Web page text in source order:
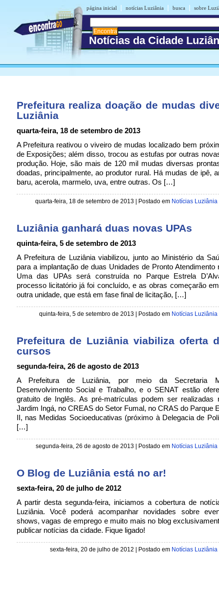
página inicial | notícias Luziânia | busca | sobre
Notícias da Cidade
Prefeitura realiza doação de mudas
Luziânia
quarta-feira, 18 de setembro de 2013
A Prefeitura reativou o viveiro de mudas localizado bem
de Exposições; além disso, trocou as estufas por outras
produção. Hoje, são mais de 120 mil mudas diversas
doadas, principalmente, ao produtor rural. Há mudas de ipê,
baru, acerola, marmelo, uva, entre outras. Os […]
quarta-feira, 18 de setembro de 2013 | Postado em Notícias Luziânia
Luziânia ganhará duas novas UPAs
quinta-feira, 5 de setembro de 2013
A Prefeitura de Luziânia viabilizou, junto ao Ministério da
para a implantação de duas Unidades de Pronto Atendimento
Uma das UPAs será construída no Parque Estrela
processo licitatório já foi concluído, e as obras começarão
outra unidade, que está em fase final de licitação, […]
quinta-feira, 5 de setembro de 2013 | Postado em Notícias Luziânia
Prefeitura de Luziânia viabiliza oferta
cursos
segunda-feira, 26 de agosto de 2013
A Prefeitura de Luziânia, por meio da Secretaria
Desenvolvimento Social e Trabalho, e o SENAT estão
gratuito de Inglês. As pré-matrículas podem ser realizadas
Jardim Ingá, no CREAS do Setor Fumal, no CRAS do Parque
II, nas Medidas Socioeducativas (próximo à Delegacia de
[…]
segunda-feira, 26 de agosto de 2013 | Postado em Notícias Luziânia
O Blog de Luziânia está no ar!
sexta-feira, 20 de julho de 2012
A partir desta segunda-feira, iniciamos a cobertura de
Luziânia. Você poderá acompanhar novidades sobre
shows, vagas de emprego e muito mais no blog
publicar notícias da cidade. Fique ligado!
sexta-feira, 20 de julho de 2012 | Postado em Notícias Luziânia